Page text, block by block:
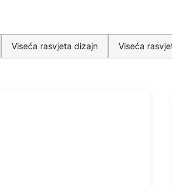
Viseća rasvjeta dizajn Viseća